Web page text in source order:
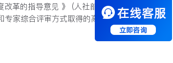
改革的指导意⻅ 》 (人社部发
专家综合评审方式取得的高级职